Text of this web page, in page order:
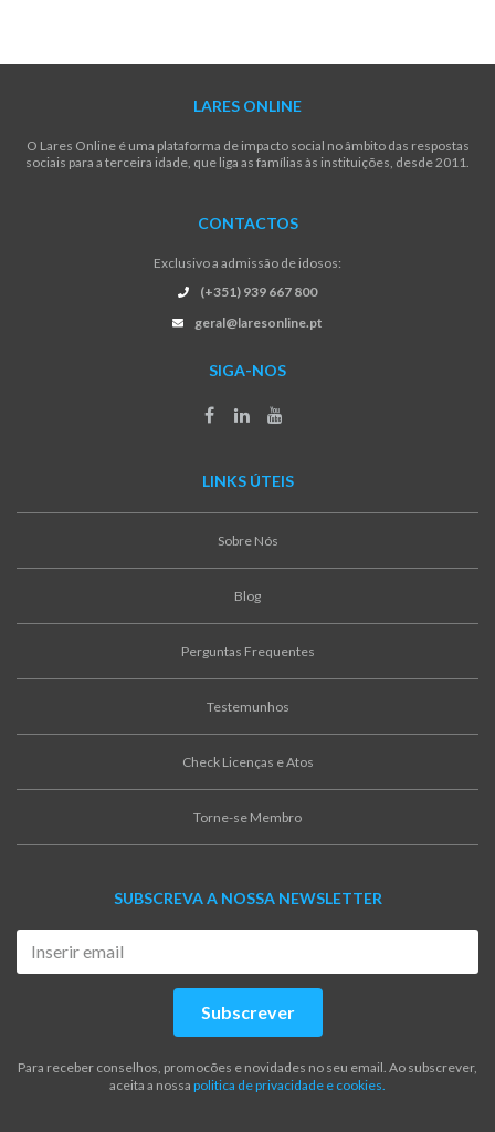
LARES ONLINE
O Lares Online é uma plataforma de impacto social no âmbito das respostas
sociais para a terceira idade, que liga as famílias às instituições, desde 2011.
CONTACTOS
Exclusivo a admissão de idosos:
(+351) 939 667 800
geral@laresonline.pt
SIGA-NOS
LINKS ÚTEIS
Sobre Nós
Blog
Perguntas Frequentes
Testemunhos
Check Licenças e Atos
Torne-se Membro
SUBSCREVA A NOSSA NEWSLETTER
Subscrever
Para receber conselhos, promocões e novidades no seu email. Ao subscrever,
aceita a nossa politica de privacidade e cookies.